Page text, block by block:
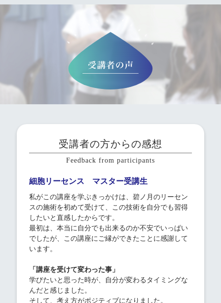
受講者の方からの感想
Feedback from participants
細胞リーセンス マスター受講生
私がこの講座を学ぶきっかけは、碧ノ月のリーセン
スの施術を初めて受けて、この技術を自分でも習得
したいと直感したからです。
最初は、本当に自分でも出来るのか不安でいっぱい
でしたが、この講座にご縁ができたことに感謝して
います。
「講座を受けて変わった事」
学びたいと思った時が、自分が変わるタイミングな
んだと感じました。
そして、考え方がポジティブになりました。